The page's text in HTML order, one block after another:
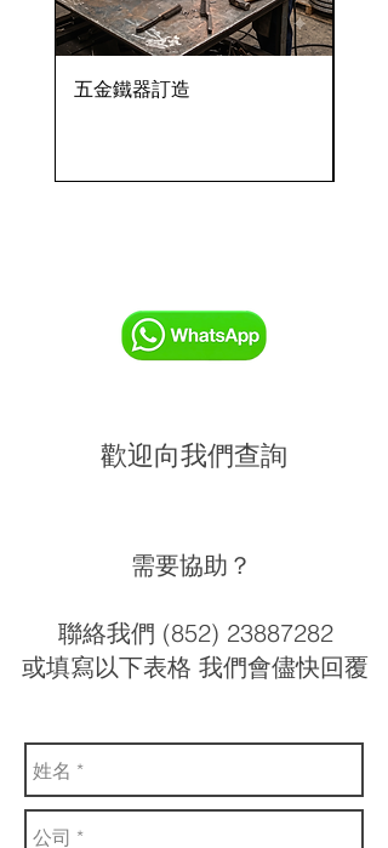
五金鐵器訂造
歡迎向我們查詢
需要協助？
聯絡我們 (852) 23887282
或填寫以下表格 我們會儘快回覆